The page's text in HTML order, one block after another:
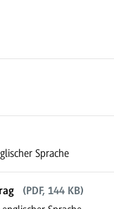
Sprache
(PDF, 144 KB)